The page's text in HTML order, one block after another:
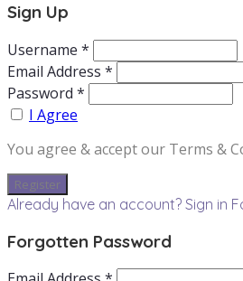
Sign Up
Username *
Email Address *
Password *
I Agree
You agree & accept our Terms &
Already have an account? Sign in
Forgotten Password